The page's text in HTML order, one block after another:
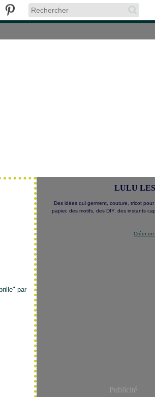
par
LULU
Des idées qui germent, couture, tricot
papier, des motifs, des DIY, des instants
Créer
Publicité